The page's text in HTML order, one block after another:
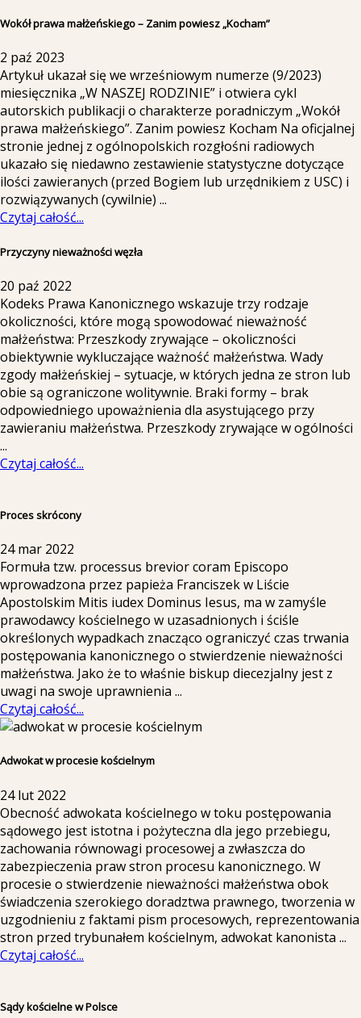
Wokół prawa małżeńskiego – Zanim powiesz „Kocham”
2 paź 2023
Artykuł ukazał się we wrześniowym numerze (9/2023)
miesięcznika „W NASZEJ RODZINIE” i otwiera cykl
autorskich publikacji o charakterze poradniczym „Wokół
prawa małżeńskiego”. Zanim powiesz Kocham Na oficjalnej
stronie jednej z ogólnopolskich rozgłośni radiowych
ukazało się niedawno zestawienie statystyczne dotyczące
ilości zawieranych (przed Bogiem lub urzędnikiem z USC) i
rozwiązywanych (cywilnie) ...
Czytaj całość...
Przyczyny nieważności węzła
20 paź 2022
Kodeks Prawa Kanonicznego wskazuje trzy rodzaje
okoliczności, które mogą spowodować nieważność
małżeństwa: Przeszkody zrywające – okoliczności
obiektywnie wykluczające ważność małżeństwa. Wady
zgody małżeńskiej – sytuacje, w których jedna ze stron lub
obie są ograniczone wolitywnie. Braki formy – brak
odpowiedniego upoważnienia dla asystującego przy
zawieraniu małżeństwa. Przeszkody zrywające w ogólności
...
Czytaj całość...
Proces skrócony
24 mar 2022
Formuła tzw. processus brevior coram Episcopo
wprowadzona przez papieża Franciszek w Liście
Apostolskim Mitis iudex Dominus Iesus, ma w zamyśle
prawodawcy kościelnego w uzasadnionych i ściśle
określonych wypadkach znacząco ograniczyć czas trwania
postępowania kanonicznego o stwierdzenie nieważności
małżeństwa. Jako że to właśnie biskup diecezjalny jest z
uwagi na swoje uprawnienia ...
Czytaj całość...
Adwokat w procesie kościelnym
24 lut 2022
Obecność adwokata kościelnego w toku postępowania
sądowego jest istotna i pożyteczna dla jego przebiegu,
zachowania równowagi procesowej a zwłaszcza do
zabezpieczenia praw stron procesu kanonicznego. W
procesie o stwierdzenie nieważności małżeństwa obok
świadczenia szerokiego doradztwa prawnego, tworzenia w
uzgodnieniu z faktami pism procesowych, reprezentowania
stron przed trybunałem kościelnym, adwokat kanonista ...
Czytaj całość...
Sądy kościelne w Polsce